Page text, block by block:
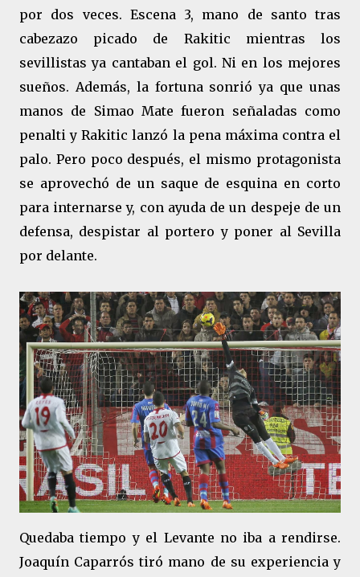
por dos veces. Escena 3, mano de santo tras
cabezazo picado de Rakitic mientras los
sevillistas ya cantaban el gol. Ni en los mejores
sueños. Además, la fortuna sonrió ya que unas
manos de Simao Mate fueron señaladas como
penalti y Rakitic lanzó la pena máxima contra el
palo. Pero poco después, el mismo protagonista
se aprovechó de un saque de esquina en corto
para internarse y, con ayuda de un despeje de un
defensa, despistar al portero y poner al Sevilla
por delante.
Quedaba tiempo y el Levante no iba a rendirse.
Joaquín Caparrós tiró mano de su experiencia y